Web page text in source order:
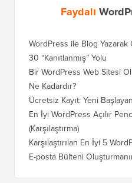
Faydalı
WordPress ile Blog Yazarak
30 “Kanıtlanmış” Yolu
Bir WordPress Web Sitesi
Ne Kadardır?
Ücretsiz Kayıt: Yeni
En İyi WordPress Açılır
(Karşılaştırma)
Karşılaştırılan En İyi 5
E-posta Bülteni